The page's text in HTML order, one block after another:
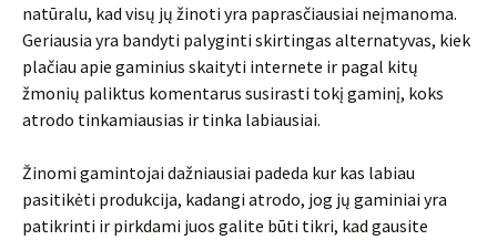
natūralu, kad visų jų žinoti yra paprasčiausiai neįmanoma.
Geriausia yra bandyti palyginti skirtingas alternatyvas, kiek
plačiau apie gaminius skaityti internete ir pagal kitų
žmonių paliktus komentarus susirasti tokį gaminį, koks
atrodo tinkamiausias ir tinka labiausiai.
Žinomi gamintojai dažniausiai padeda kur kas labiau
pasitikėti produkcija, kadangi atrodo, jog jų gaminiai yra
patikrinti ir pirkdami juos galite būti tikri, kad gausite